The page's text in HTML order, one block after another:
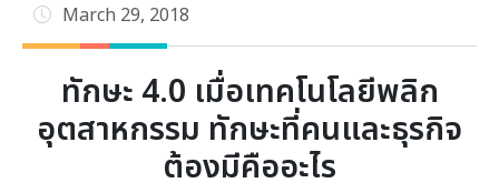
March 29, 2018
ทักษะ 4.0 เมื่อเทคโนโลยีพลิก
อุตสาหกรรม ทักษะที่คนและธุรกิจ
ต้องมีคืออะไร